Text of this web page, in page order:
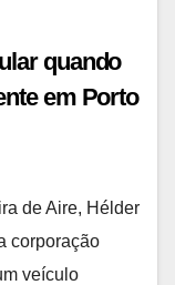
quando
em Porto
de Aire, Hélder
corporação
veículo